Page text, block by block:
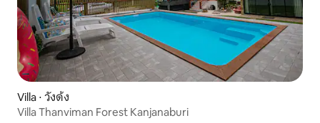
Villa ⋅ วังด้ง
Villa Thanviman Forest Kanjanaburi